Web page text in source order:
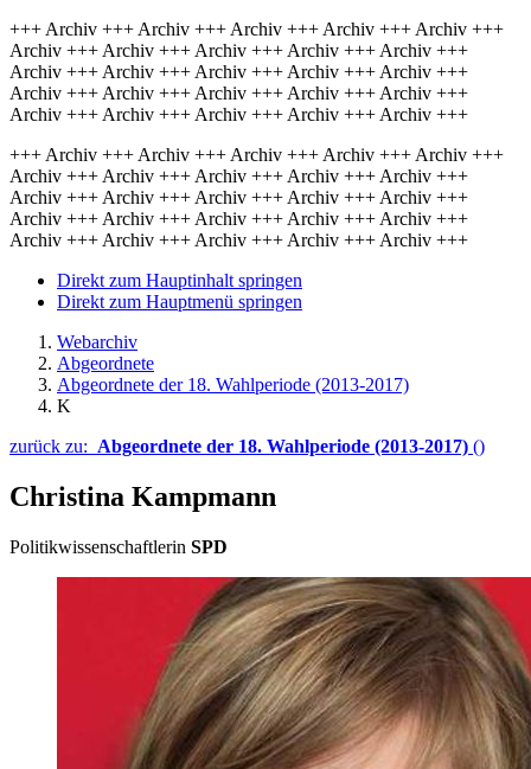
+++ Archiv +++ Archiv +++ Archiv +++ Archiv +++ Archiv +++
Archiv +++ Archiv +++ Archiv +++ Archiv +++ Archiv +++
Archiv +++ Archiv +++ Archiv +++ Archiv +++ Archiv +++
Archiv +++ Archiv +++ Archiv +++ Archiv +++ Archiv +++
Archiv +++ Archiv +++ Archiv +++ Archiv +++ Archiv +++
+++ Archiv +++ Archiv +++ Archiv +++ Archiv +++ Archiv +++
Archiv +++ Archiv +++ Archiv +++ Archiv +++ Archiv +++
Archiv +++ Archiv +++ Archiv +++ Archiv +++ Archiv +++
Archiv +++ Archiv +++ Archiv +++ Archiv +++ Archiv +++
Archiv +++ Archiv +++ Archiv +++ Archiv +++ Archiv +++
Direkt zum Hauptinhalt springen
Direkt zum Hauptmenü springen
Webarchiv
Abgeordnete
Abgeordnete der 18. Wahlperiode (2013-2017)
K
zurück zu: Abgeordnete der 18. Wahlperiode (2013-2017) ()
Christina Kampmann
Politikwissenschaftlerin SPD